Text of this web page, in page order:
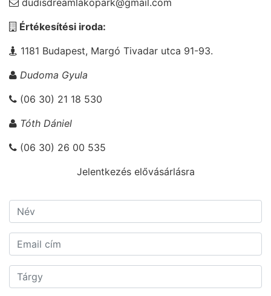
dudisdreamlakopark@gmail.com
Értékesítési iroda:
1181 Budapest, Margó Tivadar utca 91-93.
Dudoma Gyula
(06 30) 21 18 530
Tóth Dániel
(06 30) 26 00 535
Jelentkezés elővásárlásra